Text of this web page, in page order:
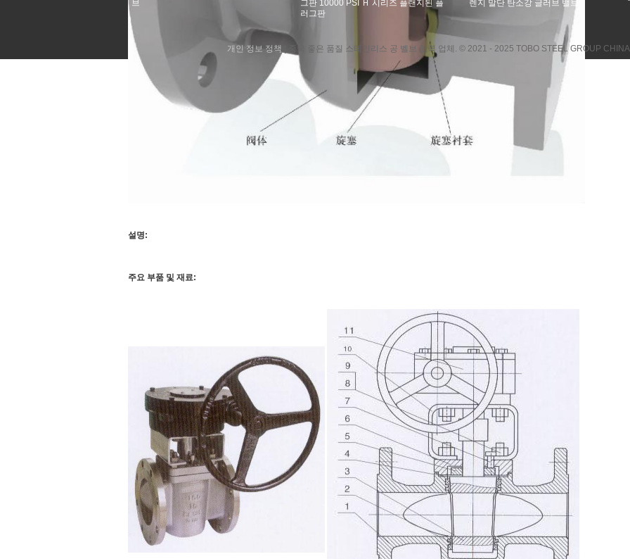
설명:
주요 부품 및 재료:
브
그판 10000 PSI Ｈ 시리즈 플랜지된 플
러그판
렌지 말단 탄소강 글러브 밸브
개인 정보 정책 | 중국 좋은 품질 스테인리스 공 벨브 협력 업체. © 2021 - 2025 TOBO STEEL GROUP